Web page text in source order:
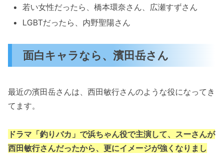
若い女性だったら、橋本環奈さん、広瀬すずさん
LGBTだったら、内野聖陽さん
面白キャラなら、濱田岳さん
最近の濱田岳さんは、西田敏行さんのような役になってき
てます。
ドラマ「釣りバカ」で浜ちゃん役で主演して、スーさんが
西田敏行さんだったから、更にイメージが強くなりまし